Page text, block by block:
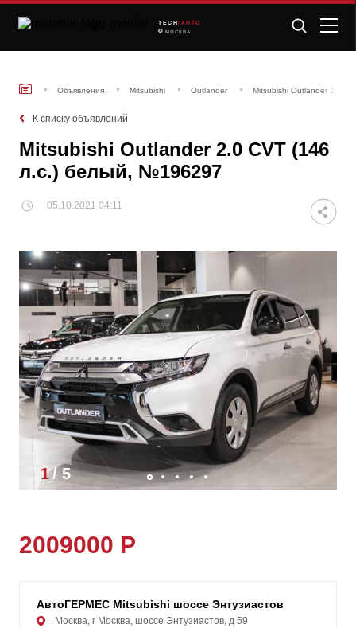
TECH /AUTO
МОСКВА
Объявления Mitsubishi Outlander Mitsubishi Outlander 2.0
К списку объявлений
Mitsubishi Outlander 2.0 CVT (146
л.с.) белый, №196297
05.10.2021 04:11
1/5
2009000 Р
АвтоГЕРМЕС Mitsubishi шоссе Энтузиастов
Москва, г Москва, шоссе Энтузиастов, д 59